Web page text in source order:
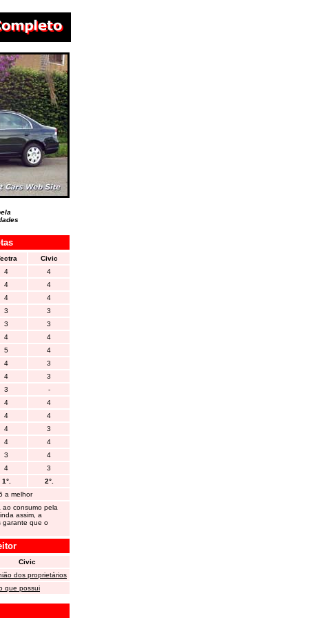
Civic
4
4
4
4
4
4
3
3
3
3
4
4
5
4
4
3
4
3
3
-
4
4
4
4
4
3
4
4
3
4
4
3
1°.
2°.
a melhor
ao consumo pela
assim, a
garante que o
Civic
dos proprietários
que possui